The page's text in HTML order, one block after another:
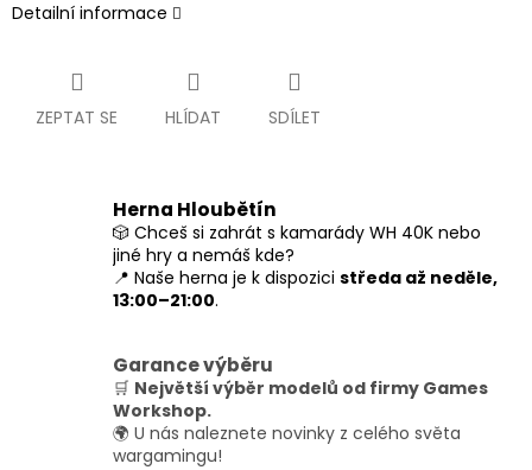
Detailní informace
ZEPTAT SE HLÍDAT SDÍLET
Herna Hloubětín
🎲 Chceš si zahrát s kamarády WH 40K nebo
jiné hry a nemáš kde?
📍 Naše herna je k dispozici středa až neděle,
13:00–21:00.
Garance výběru
🛒 Největší výběr modelů od firmy Games
Workshop.
🌍 U nás naleznete novinky z celého světa
wargamingu!